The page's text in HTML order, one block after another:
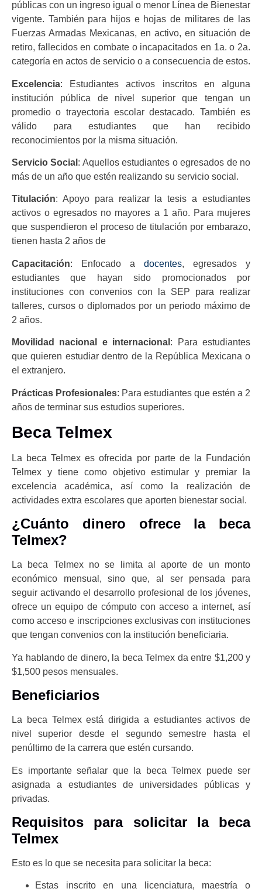
públicas con un ingreso igual o menor Línea de Bienestar
vigente. También para hijos e hojas de militares de las
Fuerzas Armadas Mexicanas, en activo, en situación de
retiro, fallecidos en combate o incapacitados en 1a. o 2a.
categoría en actos de servicio o a consecuencia de estos.
Excelencia: Estudiantes activos inscritos en alguna
institución pública de nivel superior que tengan un
promedio o trayectoria escolar destacado. También es
válido para estudiantes que han recibido
reconocimientos por la misma situación.
Servicio Social : Aquellos estudiantes o egresados de no
más de un año que estén realizando su servicio social.
Titulación: Apoyo para realizar la tesis a estudiantes
activos o egresados no mayores a 1 año. Para mujeres
que suspendieron el proceso de titulación por embarazo,
tienen hasta 2 años de
Capacitación: Enfocado a docentes, egresados y
estudiantes que hayan sido promocionados por
instituciones con convenios con la SEP para realizar
talleres, cursos o diplomados por un periodo máximo de
2 años.
Movilidad nacional e internacional : Para estudiantes
que quieren estudiar dentro de la República Mexicana o
el extranjero.
Prácticas Profesionales: Para estudiantes que estén a 2
años de terminar sus estudios superiores.
Beca Telmex
La beca Telmex es ofrecida por parte de la Fundación
Telmex y tiene como objetivo estimular y premiar la
excelencia académica, así como la realización de
actividades extra escolares que aporten bienestar social.
¿Cuánto dinero ofrece la beca
Telmex?
La beca Telmex no se limita al aporte de un monto
económico mensual, sino que, al ser pensada para
seguir activando el desarrollo profesional de los jóvenes,
ofrece un equipo de cómputo con acceso a internet, así
como acceso e inscripciones exclusivas con instituciones
que tengan convenios con la institución beneficiaria.
Ya hablando de dinero, la beca Telmex da entre $1,200 y
$1,500 pesos mensuales.
Beneficiarios
La beca Telmex está dirigida a estudiantes activos de
nivel superior desde el segundo semestre hasta el
penúltimo de la carrera que estén cursando.
Es importante señalar que la beca Telmex puede ser
asignada a estudiantes de universidades públicas y
privadas.
Requisitos para solicitar la beca
Telmex
Esto es lo que se necesita para solicitar la beca:
Estas inscrito en una licenciatura, maestría o